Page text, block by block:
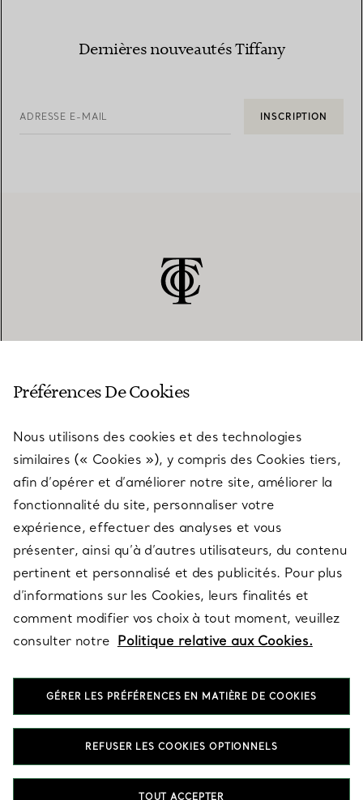
Dernières nouveautés Tiffany
ADRESSE E-MAIL INSCRIPTION
SERVICES
À PROPOS
QUESTIONS LÉGALES
SUIVEZ-NOUS
T&Co. 2026
Préférences De Cookies
Nous utilisons des cookies et des technologies
similaires (« Cookies »), y compris des Cookies tiers,
afin d’opérer et d’améliorer notre site, améliorer la
fonctionnalité du site, personnaliser votre
expérience, effectuer des analyses et vous
présenter, ainsi qu’à d’autres utilisateurs, du contenu
pertinent et personnalisé et des publicités. Pour plus
d’informations sur les Cookies, leurs finalités et
comment modifier vos choix à tout moment, veuillez
consulter notre Politique relative aux Cookies.
GÉRER LES PRÉFÉRENCES EN MATIÈRE DE COOKIES
REFUSER LES COOKIES OPTIONNELS
TOUT ACCEPTER